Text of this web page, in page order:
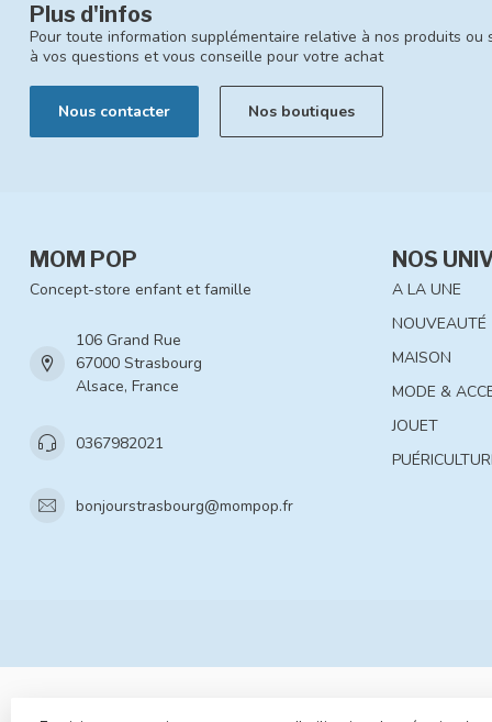
Plus d'infos
Pour toute information supplémentaire relative à nos produits ou
à vos questions et vous conseille pour votre achat
Nous contacter Nos boutiques
MOM POP
Concept-store enfant et famille
106 Grand Rue
67000 Strasbourg
Alsace, France
0367982021
bonjourstrasbourg@mompop.fr
NOS
A LA UNE
NOUVEAUTÉ
MAISON
MODE &
JOUET